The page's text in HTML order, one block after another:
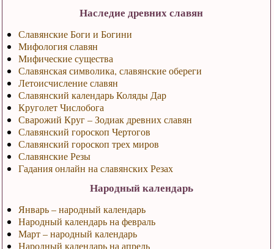
Наследие древних славян
Славянские Боги и Богини
Мифология славян
Мифические существа
Славянская символика, славянские обереги
Летоисчисление славян
Славянский календарь Коляды Дар
Круголет Числобога
Сварожий Круг – Зодиак древних славян
Славянский гороскоп Чертогов
Славянский гороскоп трех миров
Славянские Резы
Гадания онлайн на славянских Резах
Народный календарь
Январь – народный календарь
Народный календарь на февраль
Март – народный календарь
Народный календарь на апрель